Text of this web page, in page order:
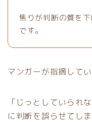
焦りが判断の質を
です。
マンガーが指摘して
「じっとしていられ
に判断を誤らせてし